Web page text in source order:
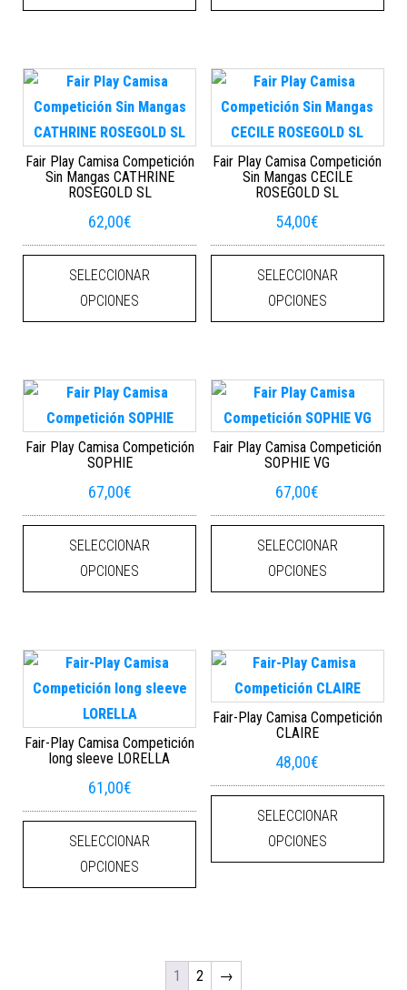
Fair Play Camisa Competición
Sin Mangas CATHRINE
ROSEGOLD SL
62,00€
SELECCIONAR
OPCIONES
Este producto tiene múltiples
Fair Play Camisa Competición
Sin Mangas CECILE
ROSEGOLD SL
54,00€
SELECCIONAR
OPCIONES
Fair Play Camisa Competición
SOPHIE
67,00€
SELECCIONAR
OPCIONES
Este producto tiene múltiples
Fair Play Camisa Competición
SOPHIE VG
67,00€
SELECCIONAR
OPCIONES
Fair-Play Camisa Competición
long sleeve LORELLA
61,00€
SELECCIONAR
OPCIONES
Este producto tiene múltiples
Fair-Play Camisa Competición
CLAIRE
48,00€
SELECCIONAR
OPCIONES
1 2 →